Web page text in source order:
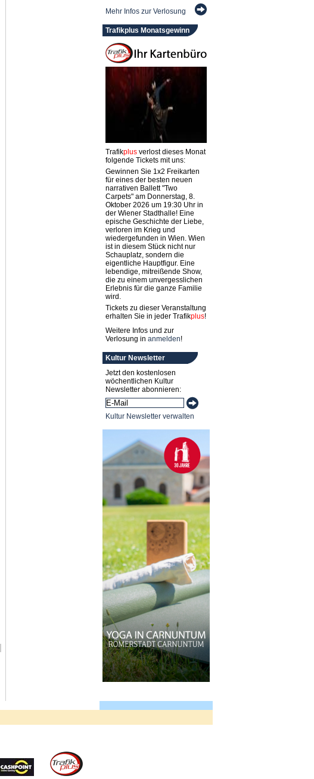
Mehr Infos zur Verlosung
Trafikplus Monatsgewinn
Trafikplusverlost dieses Monat
folgende Tickets mit uns:
Gewinnen Sie 1x2 Freikarten
für eines der besten neuen
narrativen Ballett "Two
Carpets" am Donnerstag, 8.
Oktober 2026 um 19:30 Uhr in
der Wiener Stadthalle! Eine
epische Geschichte der Liebe,
verloren im Krieg und
wiedergefunden in Wien. Wien
ist in diesem Stück nicht nur
Schauplatz, sondern die
eigentliche Hauptfigur. Eine
lebendige, mitreißende Show,
die zu einem unvergesslichen
Erlebnis für die ganze Familie
wird.
Tickets zu dieser Veranstaltung
erhalten Sie in jeder Trafikplus!
Weitere Infos und zur
Verlosung in anmelden!
Kultur Newsletter
Jetzt den kostenlosen
wöchentlichen Kultur
Newsletter abonnieren:
Kultur Newsletter verwalten